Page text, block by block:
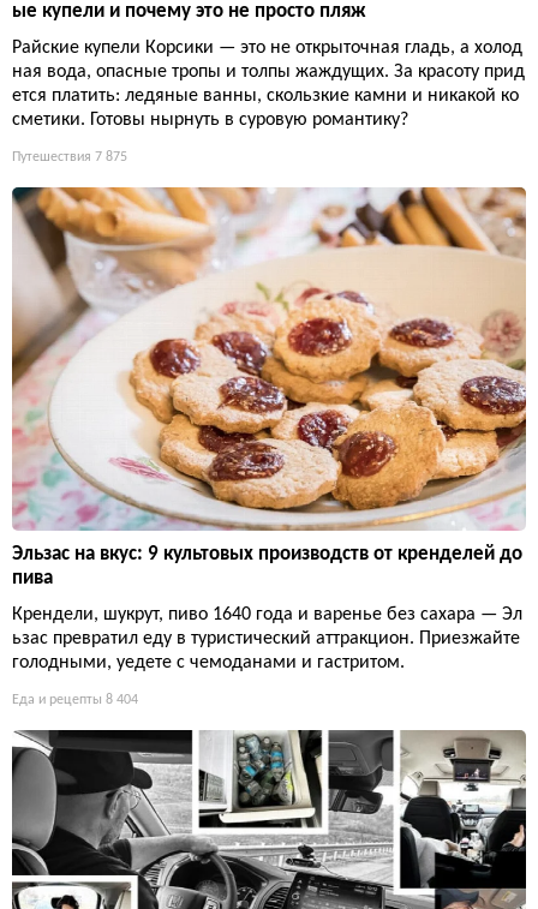
ые купели и почему это не просто пляж
Райские купели Корсики — это не открыточная гладь, а холод
ная вода, опасные тропы и толпы жаждущих. За красоту прид
ется платить: ледяные ванны, скользкие камни и никакой ко
сметики. Готовы нырнуть в суровую романтику?
Путешествия 7 875
Эльзас на вкус: 9 культовых производств от кренделей до
пива
Крендели, шукрут, пиво 1640 года и варенье без сахара — Эл
ьзас превратил еду в туристический аттракцион. Приезжайте
голодными, уедете с чемоданами и гастритом.
Еда и рецепты 8 404